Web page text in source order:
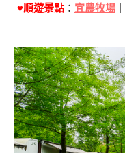
♥順遊景點： 宜農牧場｜